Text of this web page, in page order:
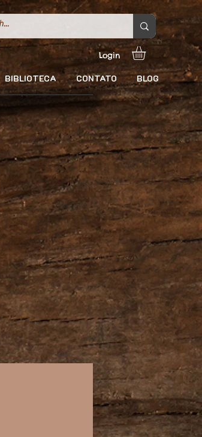
Login
BIBLIOTECA CONTATO BLOG